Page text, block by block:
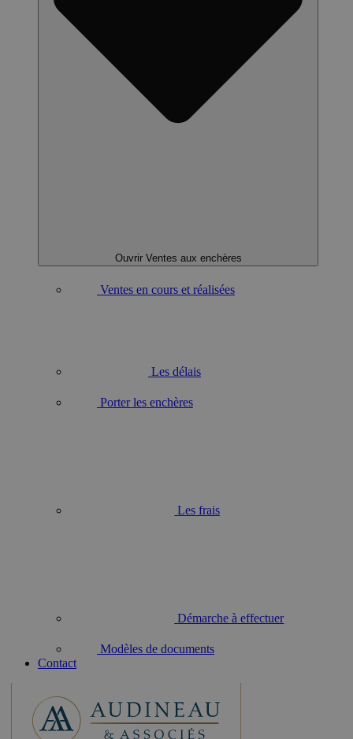
Ouvrir Ventes aux enchères
Ventes en cours et réalisées
Les délais
Porter les enchères
Les frais
Démarche à effectuer
Modèles de documents
Contact